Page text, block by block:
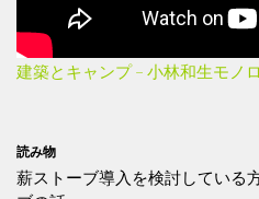
建築とキャンプ – 小林和生モノ
読み物
薪ストーブ導入を検討している